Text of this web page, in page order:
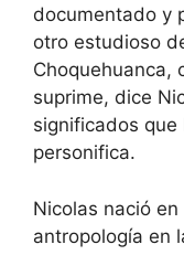
documentado y
otro estudioso
Choquehuanca,
suprime, dice
significados
personifica.
Nicolas nació
antropología en